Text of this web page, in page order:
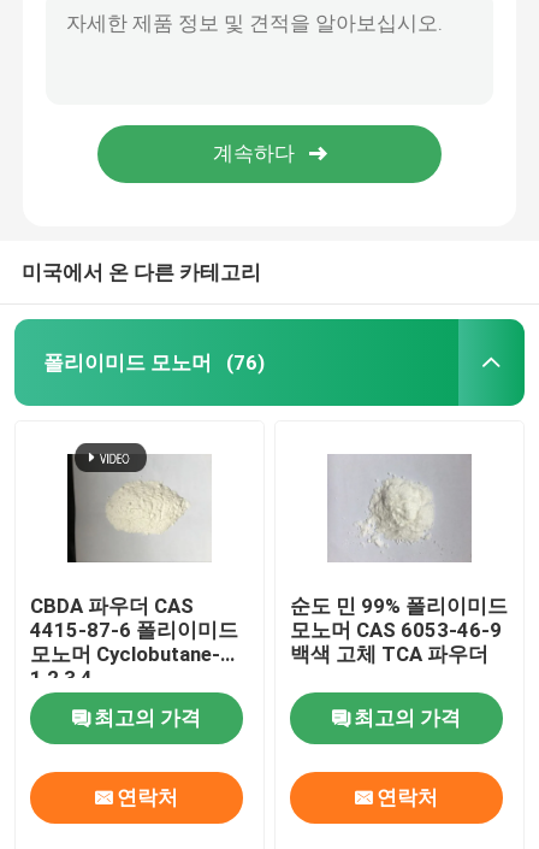
유기적 광기전력 재료
대인 서비스 원료
화장 원료
식품 영양 보충제
특수 화학 약품
미국에서 온 다른 카테고리
폴리이미드 모노머 (76)
CBDA 파우더 CAS
4415-87-6 폴리이미드
모노머 Cyclobutane-
1,2,3,4-
Tetracarboxylic 산 이
무수물최고의 가격
연락처
순도 민 99% 폴리이미드
모노머 CAS 6053-46-9
백색 고체 TCA 파우더
최고의 가격
연락처